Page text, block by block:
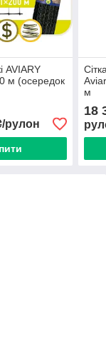
AVIARY
м (осередок
рулон
м
18